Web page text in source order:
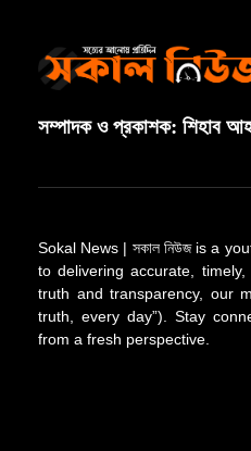
সম্পাদক ও প্রকাশক: শিহাব
Sokal News | সকাল নিউজ is a
to delivering accurate,
truth and transparency, our
truth, every day”). Stay
from a fresh perspective.